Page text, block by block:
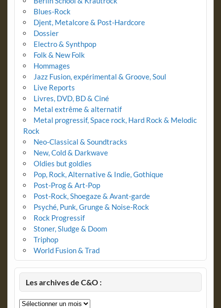
Blues-Rock
Djent, Metalcore & Post-Hardcore
Dossier
Electro & Synthpop
Folk & New Folk
Hommages
Jazz Fusion, expérimental & Groove, Soul
Live Reports
Livres, DVD, BD & Ciné
Metal extrême & alternatif
Metal progressif, Space rock, Hard Rock & Melodic
Rock
Neo-Classical & Soundtracks
New, Cold & Darkwave
Oldies but goldies
Pop, Rock, Alternative & Indie, Gothique
Post-Prog & Art-Pop
Post-Rock, Shoegaze & Avant-garde
Psyché, Punk, Grunge & Noise-Rock
Rock Progressif
Stoner, Sludge & Doom
Triphop
World Fusion & Trad
Les archives de C&O :
Les